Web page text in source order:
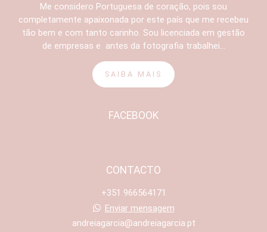
Me considero Portuguesa de coração, pois sou
completamente apaixonada por este país que me recebeu
tão bem e com tanto carinho. Sou licenciada em gestão
de empresas e antes da fotografia trabalhei...
SAIBA MAIS
FACEBOOK
CONTACTO
+351 966564171
Enviar mensagem
andreiagarcia@andreiagarcia.pt